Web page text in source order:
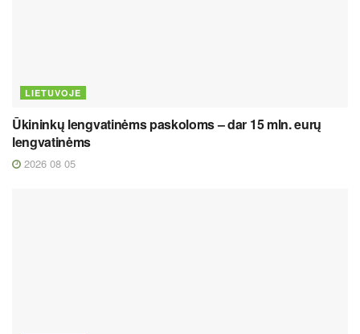
LIETUVOJE
Ūkininkų lengvatinėms paskoloms – dar 15 mln. eurų
lengvatinėms
2026 08 05